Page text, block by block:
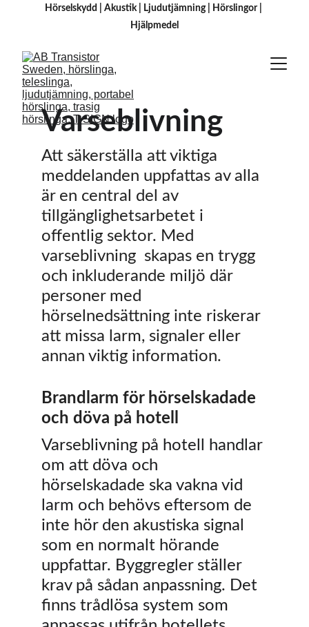
Hörselskydd Akustik | Ljudutjämning | Hörslingor |
H jälpmedel
Varseblivning
Att säkerställa att viktiga
meddelanden uppfattas av alla
är en central del av
tillgänglighetsarbetet i
offentlig sektor. Med
varseblivning  skapas en trygg
och inkluderande miljö där
personer med
hörselnedsättning inte riskerar
att missa larm, signaler eller
annan viktig information.
Brandlarm för hörselskadade
och döva på hotell
Varseblivning på hotell handlar
om att döva och
hörselskadade ska vakna vid
larm och behövs eftersom de
inte hör den akustiska signal
som en normalt hörande
uppfattar. Byggregler ställer
krav på sådan anpassning. Det
finns trådlösa system som